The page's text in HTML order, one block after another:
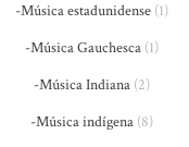
-Música estadunidense(1)
-Música Gauchesca(1)
-Música Indiana(2)
-Música indígena(8)